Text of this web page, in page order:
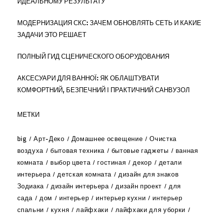
МОДЕРНИЗАЦИЯ СКС: ЗАЧЕМ ОБНОВЛЯТЬ СЕТЬ И КАКИЕ
ЗАДАЧИ ЭТО РЕШАЕТ
ПОЛНЫЙ ГИД СЦЕНИЧЕСКОГО ОБОРУДОВАНИЯ
АКСЕСУАРИ ДЛЯ ВАННОЇ: ЯК ОБЛАШТУВАТИ
КОМФОРТНИЙ, БЕЗПЕЧНИЙ І ПРАКТИЧНИЙ САНВУЗОЛ
МЕТКИ
big Арт-Деко Домашнее освещение
Очистка
воздуха
бытовая техника бытовые гаджеты
ванная
комната
выбор цвета гостиная декор
детали
интерьера
детская комната
дизайн для знаков
Зодиака
дизайн интерьера дизайн проект
для
сада
дом интерьер интерьер кухни
интерьер
спальни
кухня лайфхаки
лайфхаки для уборки